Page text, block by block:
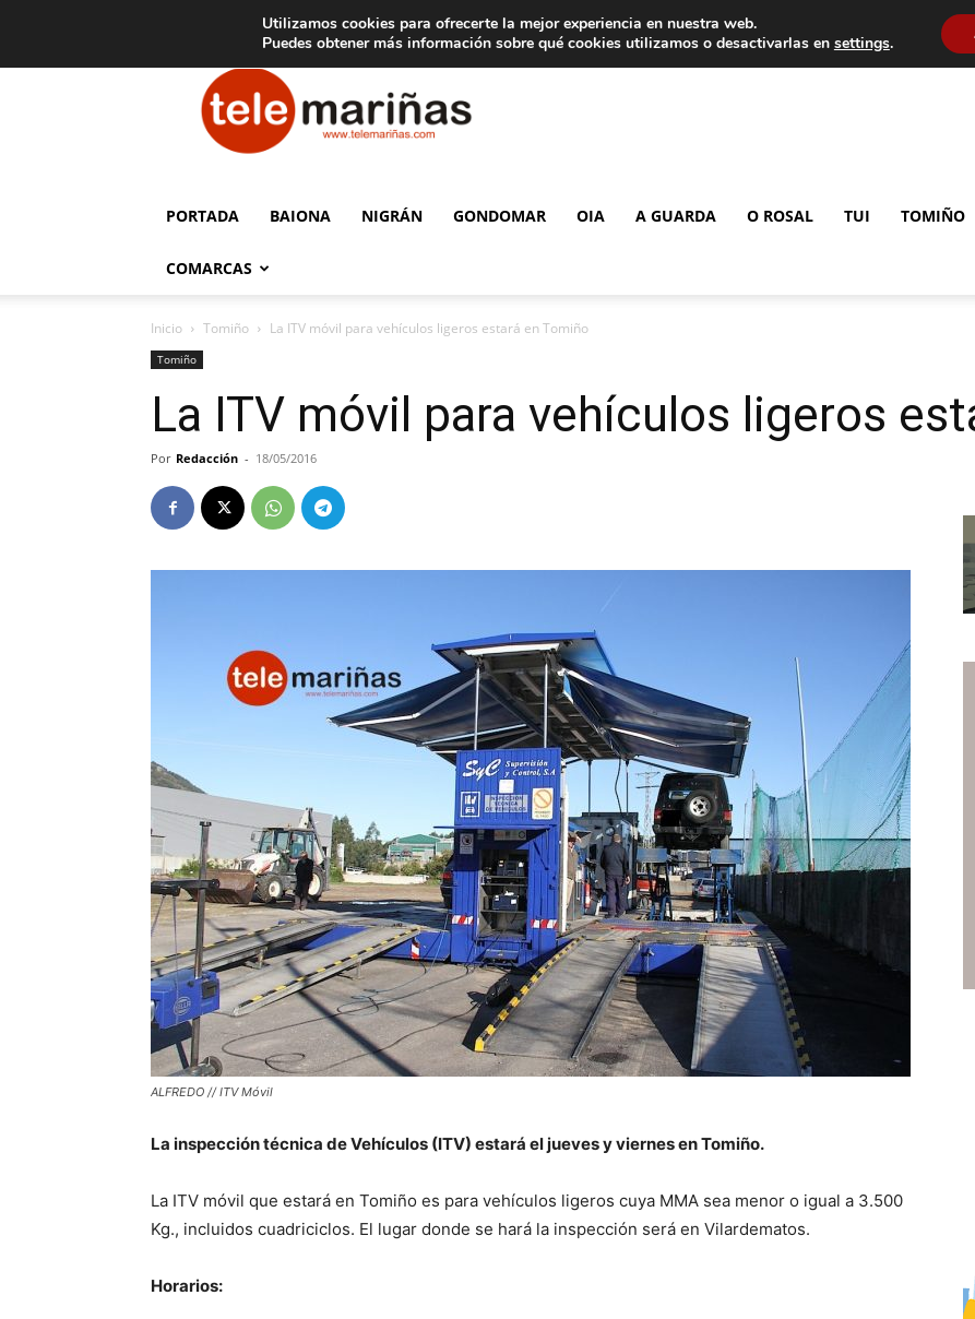
Aviso legal Tarifas de publicidad
Telemariñas
PORTADA BAIONA NIGRÁN GONDOMAR OIA A GUARDA O ROSAL TUI TOMIÑO
COMARCAS
Inicio Tomiño La ITV móvil para vehículos ligeros estará en Tomiño
Tomiño
La ITV móvil para vehículos ligeros
Por Redacción - 18/05/2016
ALFREDO // ITV Móvil
La inspección técnica de Vehículos (ITV) estará el jueves y viernes en Tomiño.
La ITV móvil que estará en Tomiño es para vehículos ligeros cuya MMA sea menor o igual a 3.500
Kg., incluidos cuadriciclos. El lugar donde se hará la inspección será en Vilardematos.
Horarios:
Utilizamos cookies para ofrecerte la mejor experiencia en nuestra web.
Puedes obtener más información sobre qué cookies utilizamos o desactivarlas en settings.